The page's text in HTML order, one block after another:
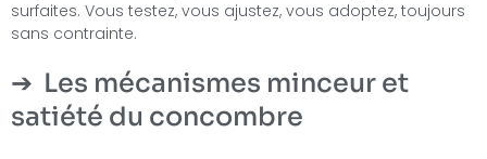
surfaites. Vous testez, vous ajustez, vous adoptez, toujours
sans contrainte.
Les mécanismes minceur et
satiété du concombre